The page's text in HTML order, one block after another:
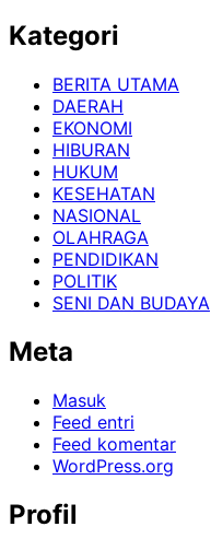
Kategori
BERITA UTAMA
DAERAH
EKONOMI
HIBURAN
HUKUM
KESEHATAN
NASIONAL
OLAHRAGA
PENDIDIKAN
POLITIK
SENI DAN BUDAYA
Meta
Masuk
Feed entri
Feed komentar
WordPress.org
Profil